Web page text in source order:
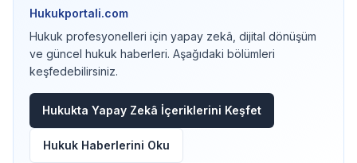
Hukukportali.com
Hukuk profesyonelleri için yapay zekâ, dijital dönüşüm
ve güncel hukuk haberleri. Aşağıdaki bölümleri
keşfedebilirsiniz.
Hukukta Yapay Zekâ İçeriklerini Keşfet
Hukuk Haberlerini Oku